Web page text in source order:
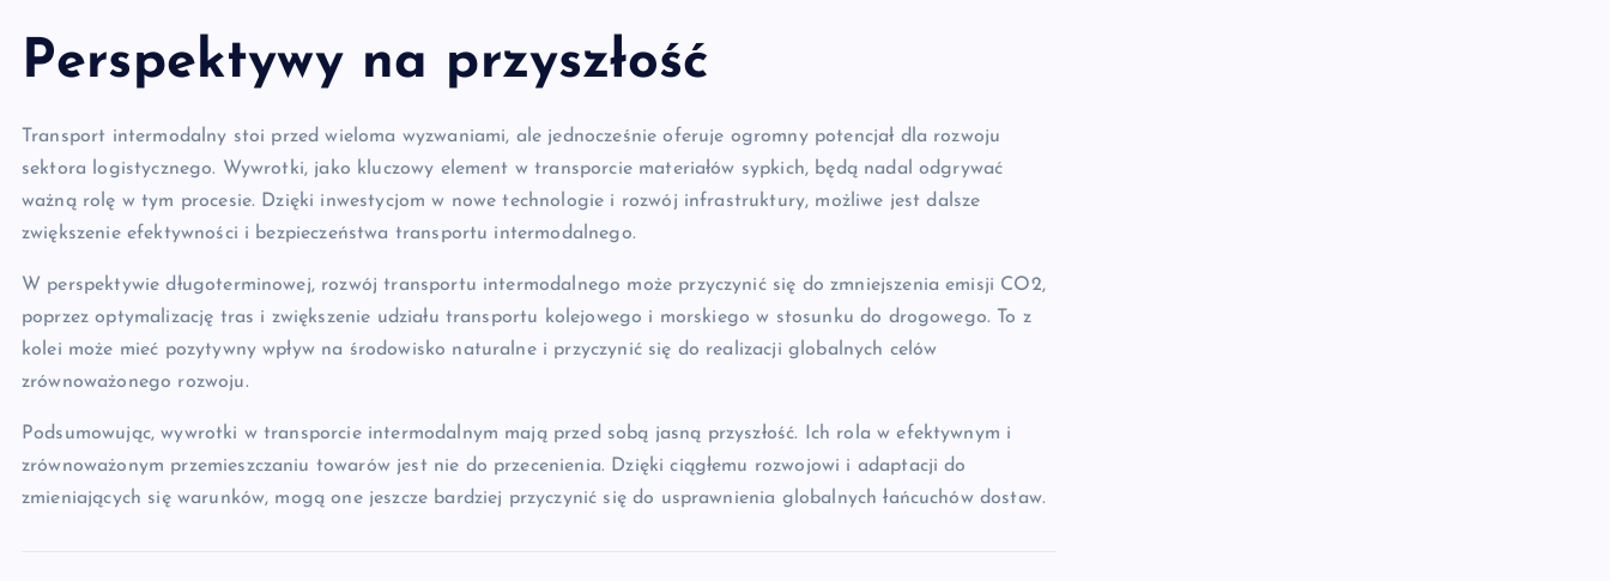
Perspektywy na przyszłość
Transport intermodalny stoi przed wieloma wyzwaniami, ale jednocześnie oferuje ogromny potencjał dla rozwoju
sektora logistycznego. Wywrotki, jako kluczowy element w transporcie materiałów sypkich, będą nadal odgrywać
ważną rolę w tym procesie. Dzięki inwestycjom w nowe technologie i rozwój infrastruktury, możliwe jest dalsze
zwiększenie efektywności i bezpieczeństwa transportu intermodalnego.
W perspektywie długoterminowej, rozwój transportu intermodalnego może przyczynić się do zmniejszenia emisji CO2,
poprzez optymalizację tras i zwiększenie udziału transportu kolejowego i morskiego w stosunku do drogowego. To z
kolei może mieć pozytywny wpływ na środowisko naturalne i przyczynić się do realizacji globalnych celów
zrównoważonego rozwoju.
Podsumowując, wywrotki w transporcie intermodalnym mają przed sobą jasną przyszłość. Ich rola w efektywnym i
zrównoważonym przemieszczaniu towarów jest nie do przecenienia. Dzięki ciągłemu rozwojowi i adaptacji do
zmieniających się warunków, mogą one jeszcze bardziej przyczynić się do usprawnienia globalnych łańcuchów dostaw.